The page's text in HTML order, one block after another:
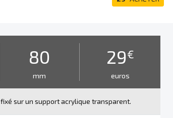
80
mm
29€
euros
fixé sur un support acrylique transparent.